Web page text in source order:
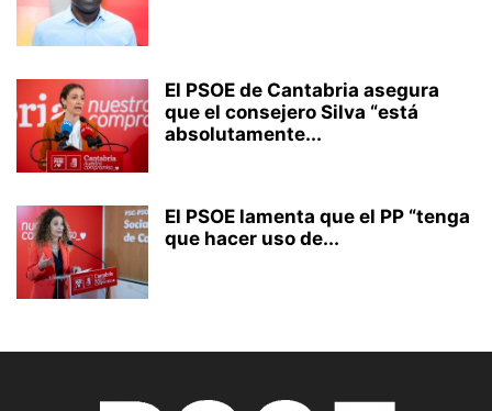
El PSOE de Cantabria asegura
que el consejero Silva “está
absolutamente...
El PSOE lamenta que el PP “tenga
que hacer uso de...